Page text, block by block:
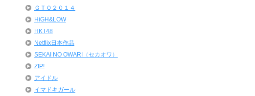
ＧＴＯ２０１４
HiGH&LOW
HKT48
Netflix日本作品
SEKAI NO OWARI（セカオワ）
ZIP!
アイドル
イマドキガール